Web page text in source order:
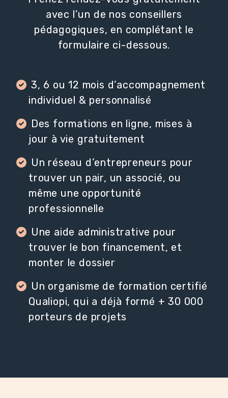
avec l’un de nos conseillers
pédagogiques, en complétant le
formulaire ci-dessous.
3, 6 ou 12 mois d’accompagnement
individuel & personnalisé
Des formations en ligne, mises à
jour à vie gratuitement
Un réseau d’entrepreneurs pour
trouver un pair, un associé, ou
même une opportunité
professionnelle
Une aide administrative pour
trouver le bon financement, et
monter le dossier
Un organisme de formation certifié
Qualiopi, qui a déjà formé + 30 000
porteurs de projets